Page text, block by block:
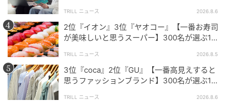
浴槽全体にシューッとミストを吹きかけて、60秒待ってから流
すだけでお掃除が完了するので本当にラクだからです。こすり
洗いの手間が省けるので、腰への負担も減り、毎日のバスタイ
ムの準備がとてもスムーズになりました。（33歳/女性）
TRILL ニュース 2026.8.6
2位『イオン』3位『ヤオコー』【一番お寿司
が美味しいと思うスーパー】300名が選ぶ1位
TRILL ニュース 2026.8.5
3位『coca』2位『GU』【一番高見えすると
思うファッションブランド】300名が選ぶ1位
TRILL ニュース 2026.8.6